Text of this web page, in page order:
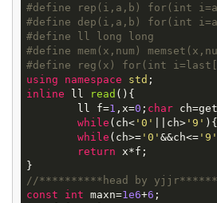
#define rep(i,a,b) for(int
#define dep(i,a,b) for(int
#define ll long long
#define mem(x,num)
#define reg(x) for(int
using
namespace std
inline ll read () {
	ll f=
1 ,x=0 ; char
while (ch<'0' ||ch>'9' ){
while (ch>='0' &&ch<='9'
return x*f;
//**********head by
const
int maxn=1e6+6